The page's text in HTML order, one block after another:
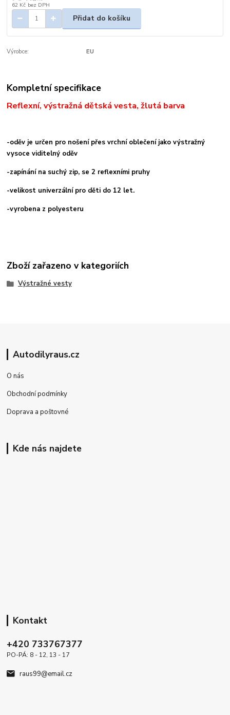
62 Kč bez DPH
Přidat do košíku
Výrobce: EU
Kompletní specifikace
Reflexní, výstražná dětská vesta, žlutá barva
-oděv je určen pro nošení přes vrchní oblečení jako výstražný
vysoce viditelný oděv
-zapínání na suchý zip, se 2 reflexními pruhy
-velikost univerzální pro děti do 12 let.
-vyrobena z polyesteru
Zboží zařazeno v kategoriích
Výstražné vesty
Autodilyraus.cz
O nás
Obchodní podmínky
Doprava a poštovné
Kde nás najdete
Kontakt
+420 733767377
PO-PÁ: 8 - 12, 13 - 17
raus99@email.cz